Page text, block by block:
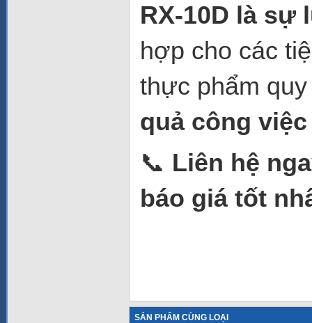
RX-10D là sự
hợp cho các
thực phẩm
quả công
📞 Liên hệ
báo giá tốt
SẢN PHẨM CÙNG LOẠI